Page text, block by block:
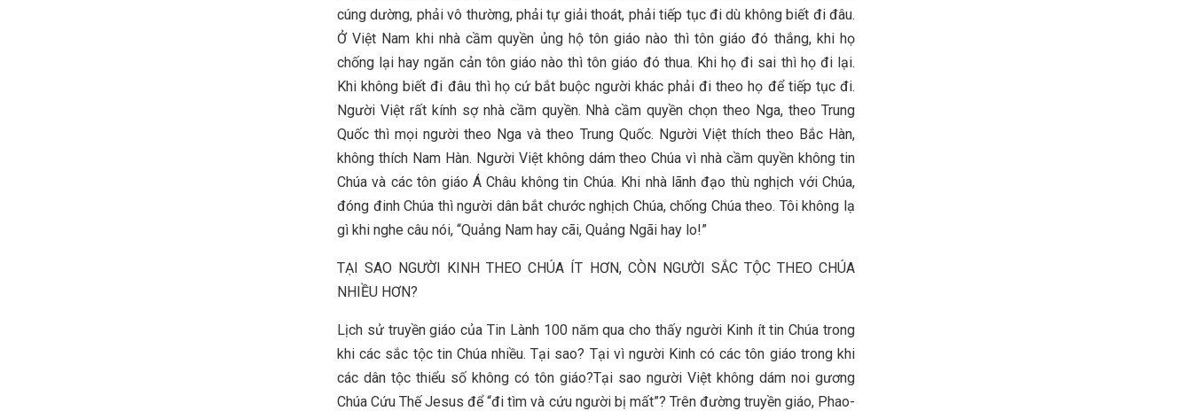
cúng dường, phải vô thường, phải tự giải thoát, phải tiếp tục đi dù không biết đi đâu.
Ở Việt Nam khi nhà cầm quyền ủng hộ tôn giáo nào thì tôn giáo đó thắng, khi họ
chống lại hay ngăn cản tôn giáo nào thì tôn giáo đó thua. Khi họ đi sai thì họ đi lại.
Khi không biết đi đâu thì họ cứ bắt buộc người khác phải đi theo họ để tiếp tục đi.
Người Việt rất kính sợ nhà cầm quyền. Nhà cầm quyền chọn theo Nga, theo Trung
Quốc thì mọi người theo Nga và theo Trung Quốc. Người Việt thích theo Bắc Hàn,
không thích Nam Hàn. Người Việt không dám theo Chúa vì nhà cầm quyền không tin
Chúa và các tôn giáo Á Châu không tin Chúa. Khi nhà lãnh đạo thù nghịch với Chúa,
đóng đinh Chúa thì người dân bắt chước nghịch Chúa, chống Chúa theo. Tôi không lạ
gì khi nghe câu nói, “Quảng Nam hay cãi, Quảng Ngãi hay lo!”
TẠI SAO NGƯỜI KINH THEO CHÚA ÍT HƠN, CÒN NGƯỜI SẮC TỘC THEO CHÚA
NHIỀU HƠN?
Lịch sử truyền giáo của Tin Lành 100 năm qua cho thấy người Kinh ít tin Chúa trong
khi các sắc tộc tin Chúa nhiều. Tại sao? Tại vì người Kinh có các tôn giáo trong khi
các dân tộc thiểu số không có tôn giáo?Tại sao người Việt không dám noi gương
Chúa Cứu Thế Jesus để “đi tìm và cứu người bị mất”? Trên đường truyền giáo, Phao-